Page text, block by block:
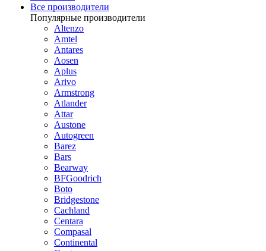
Все производители
Популярные производители
Altenzo
Amtel
Antares
Aosen
Aplus
Arivo
Armstrong
Atlander
Attar
Austone
Autogreen
Barez
Bars
Bearway
BFGoodrich
Boto
Bridgestone
Cachland
Centara
Compasal
Continental